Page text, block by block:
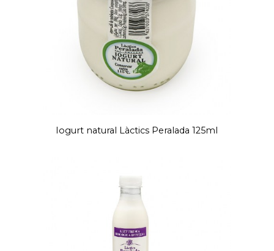
Iogurt natural Làctics Peralada 125ml